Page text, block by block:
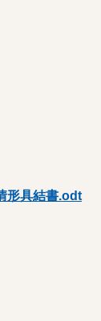
形具結書.odt